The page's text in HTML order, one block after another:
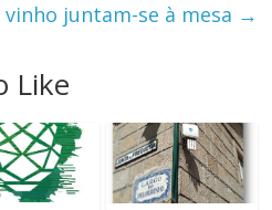
juntam-se à mesa →
Like